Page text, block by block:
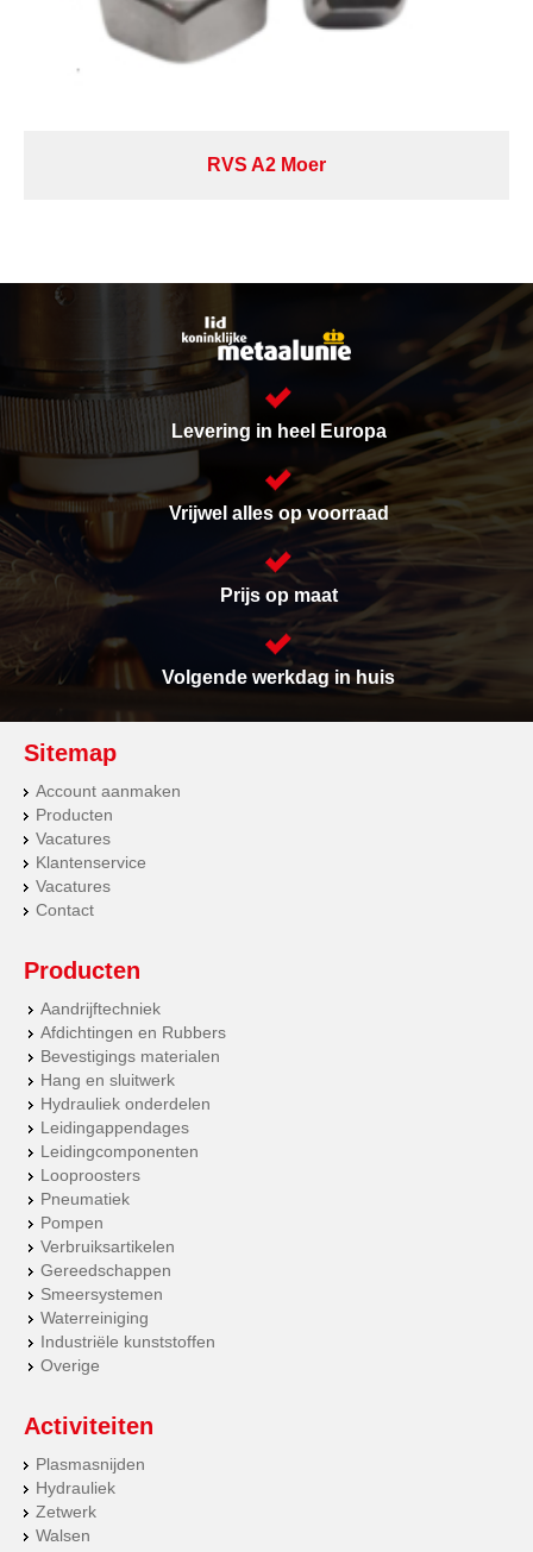
RVS A2 Moer
Levering in heel Europa
Vrijwel alles op voorraad
Prijs op maat
Volgende werkdag in huis
Sitemap
Account aanmaken
Producten
Vacatures
Klantenservice
Vacatures
Contact
Producten
Aandrijftechniek
Afdichtingen en Rubbers
Bevestigings materialen
Hang en sluitwerk
Hydrauliek onderdelen
Leidingappendages
Leidingcomponenten
Looproosters
Pneumatiek
Pompen
Verbruiksartikelen
Gereedschappen
Smeersystemen
Waterreiniging
Industriële kunststoffen
Overige
Activiteiten
Plasmasnijden
Hydrauliek
Zetwerk
Walsen